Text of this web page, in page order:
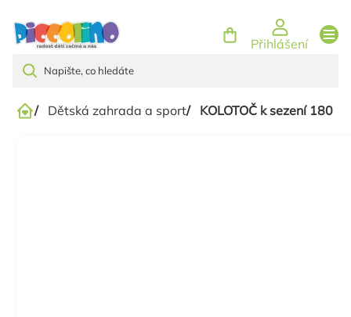
Přihlášení
Domů
/ Dětská zahrada a sport/ KOLOTOČ k sezení 180 -